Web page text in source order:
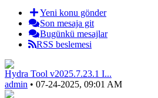
Yeni konu gönder
Son mesaja git
Bugünkü mesajlar
RSS beslemesi
Hydra Tool v2025.7.23.1 I...
admin • 07-24-2025, 09:01 AM